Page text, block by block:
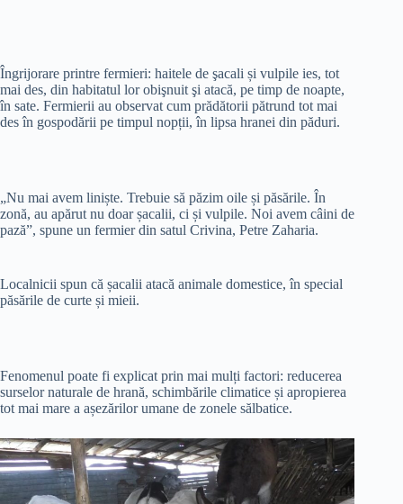
Îngrijorare printre fermieri: haitele de şacali și vulpile ies, tot
mai des, din habitatul lor obişnuit şi atacă, pe timp de noapte,
în sate. Fermierii au observat cum prădătorii pătrund tot mai
des în gospodării pe timpul nopții, în lipsa hranei din păduri.
„Nu mai avem liniște. Trebuie să păzim oile și păsările. În
zonă, au apărut nu doar șacalii, ci și vulpile. Noi avem câini de
pază”, spune un fermier din satul Crivina, Petre Zaharia.
Localnicii spun că șacalii atacă animale domestice, în special
păsările de curte și mieii.
Fenomenul poate fi explicat prin mai mulți factori: reducerea
surselor naturale de hrană, schimbările climatice și apropierea
tot mai mare a așezărilor umane de zonele sălbatice.